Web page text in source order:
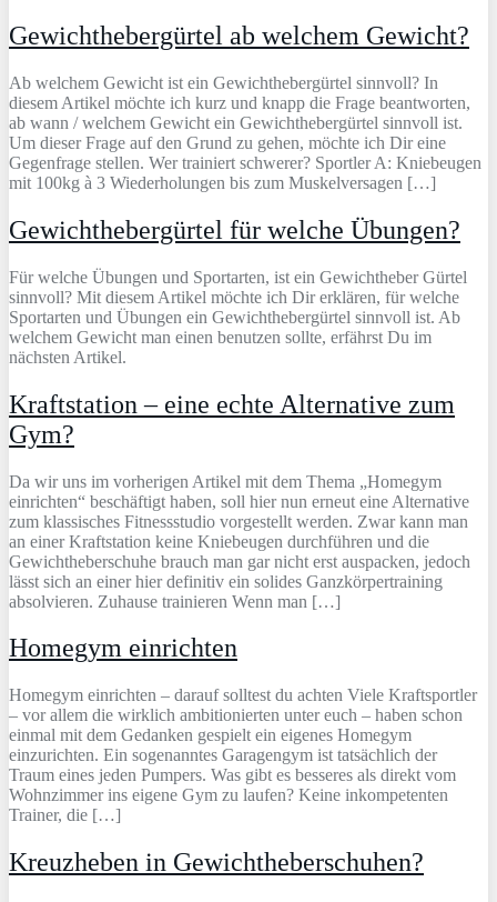
Gewichthebergürtel ab welchem Gewicht?
Ab welchem Gewicht ist ein Gewichthebergürtel sinnvoll? In
diesem Artikel möchte ich kurz und knapp die Frage beantworten,
ab wann / welchem Gewicht ein Gewichthebergürtel sinnvoll ist.
Um dieser Frage auf den Grund zu gehen, möchte ich Dir eine
Gegenfrage stellen. Wer trainiert schwerer? Sportler A: Kniebeugen
mit 100kg à 3 Wiederholungen bis zum Muskelversagen […]
Gewichthebergürtel für welche Übungen?
Für welche Übungen und Sportarten, ist ein Gewichtheber Gürtel
sinnvoll? Mit diesem Artikel möchte ich Dir erklären, für welche
Sportarten und Übungen ein Gewichthebergürtel sinnvoll ist. Ab
welchem Gewicht man einen benutzen sollte, erfährst Du im
nächsten Artikel.
Kraftstation – eine echte Alternative zum
Gym?
Da wir uns im vorherigen Artikel mit dem Thema „Homegym
einrichten“ beschäftigt haben, soll hier nun erneut eine Alternative
zum klassisches Fitnessstudio vorgestellt werden. Zwar kann man
an einer Kraftstation keine Kniebeugen durchführen und die
Gewichtheberschuhe brauch man gar nicht erst auspacken, jedoch
lässt sich an einer hier definitiv ein solides Ganzkörpertraining
absolvieren. Zuhause trainieren Wenn man […]
Homegym einrichten
Homegym einrichten – darauf solltest du achten Viele Kraftsportler
– vor allem die wirklich ambitionierten unter euch – haben schon
einmal mit dem Gedanken gespielt ein eigenes Homegym
einzurichten. Ein sogenanntes Garagengym ist tatsächlich der
Traum eines jeden Pumpers. Was gibt es besseres als direkt vom
Wohnzimmer ins eigene Gym zu laufen? Keine inkompetenten
Trainer, die […]
Kreuzheben in Gewichtheberschuhen?